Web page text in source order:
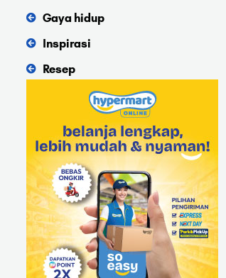
Gaya hidup
Inspirasi
Resep